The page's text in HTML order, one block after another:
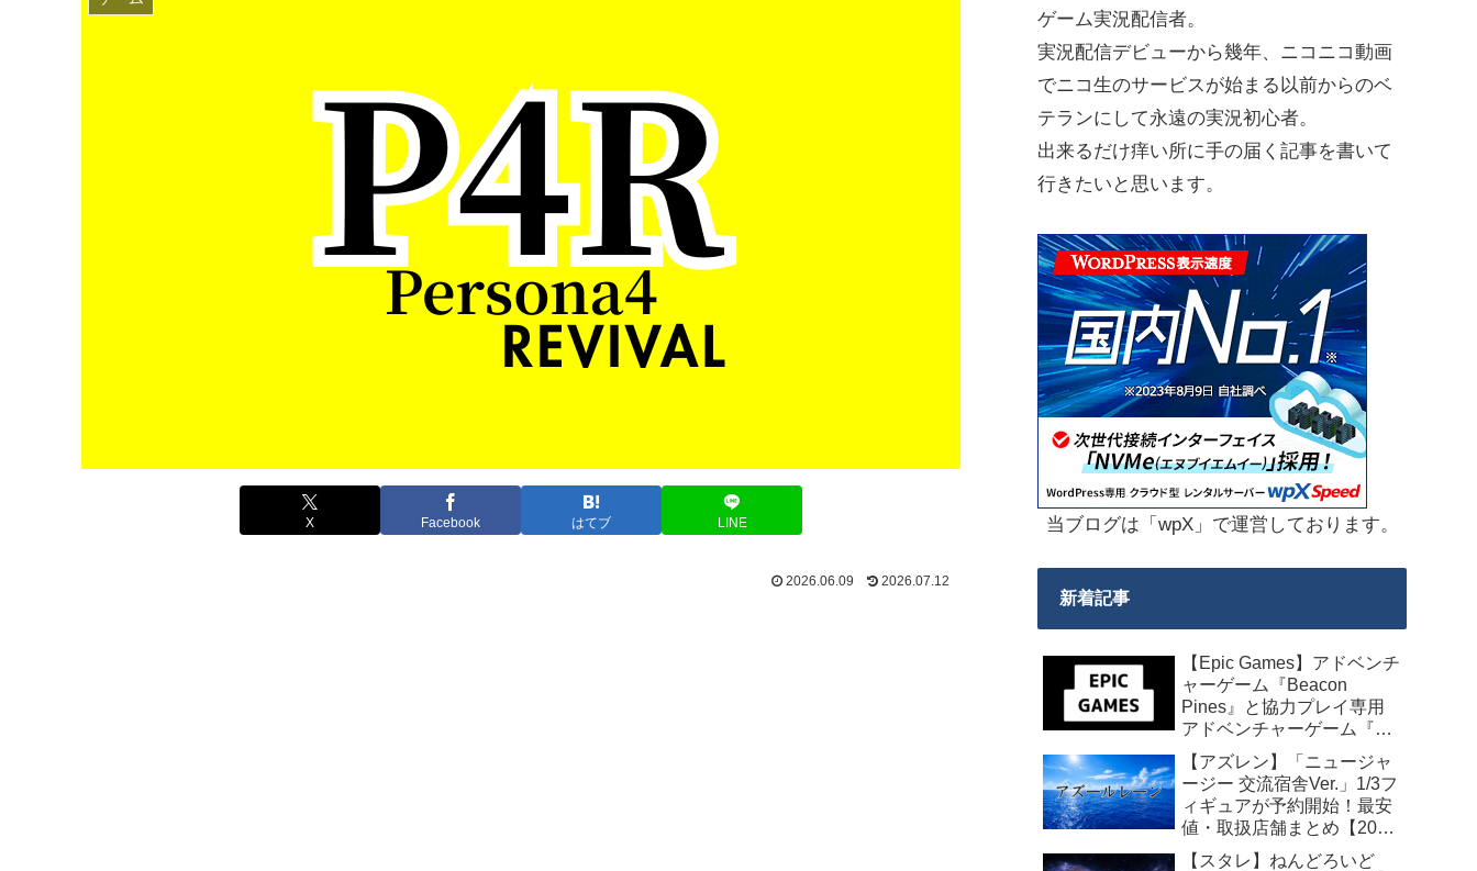
X Facebook はてブ LINE
2026.06.09 2026.07.12
ゲーム実況配信者。
実況配信デビューから幾年、ニコニコ動画
でニコ生のサービスが始まる以前からのベ
テランにして永遠の実況初心者。
出来るだけ痒い所に手の届く記事を書いて
行きたいと思います。
当ブログは「wpX」で運営しております。
新着記事
【Epic Games】アドベンチ
ャーゲーム『Beacon
Pines』と協力プレイ専用
アドベンチャーゲーム『We
Were Here Together』の無
料配布が来週2026年8月14
日午前0時までの期間限定
で開始！
【アズレン】「ニュージャ
ージー 交流宿舎Ver.」1/3フ
ィギュアが予約開始！最安
値・取扱店舗まとめ【2027
年2月発売】
【スタレ】ねんどろいど